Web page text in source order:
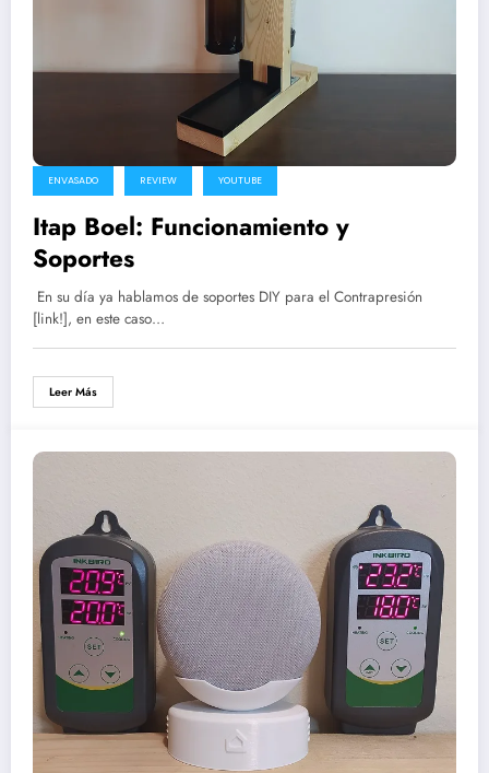
ENVASADO REVIEW YOUTUBE
Itap Boel: Funcionamiento y
Soportes
En su día ya hablamos de soportes DIY para el Contrapresión
[link!], en este caso…
Leer Más